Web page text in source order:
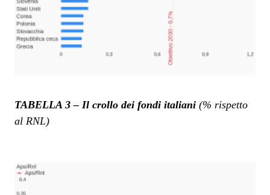
TABELLA 3 – Il crollo dei fondi italiani (% rispetto
al RNL)